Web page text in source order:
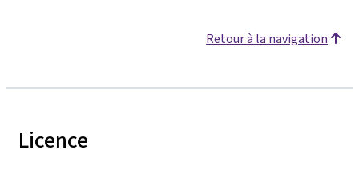
Retour à la navigation
Licence